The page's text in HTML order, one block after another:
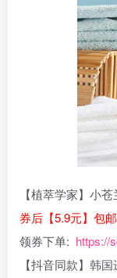
【植萃学家】小
券后【5.9元】包
领券下单: https://
【抖音同款】韩